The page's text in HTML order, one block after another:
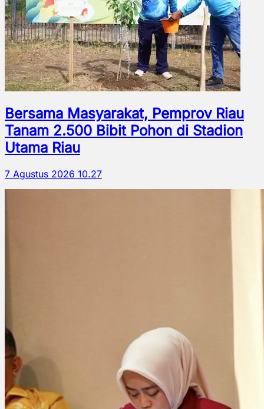
Bersama Masyarakat, Pemprov Riau
Tanam 2.500 Bibit Pohon di Stadion
Utama Riau
7 Agustus 2026 10.27